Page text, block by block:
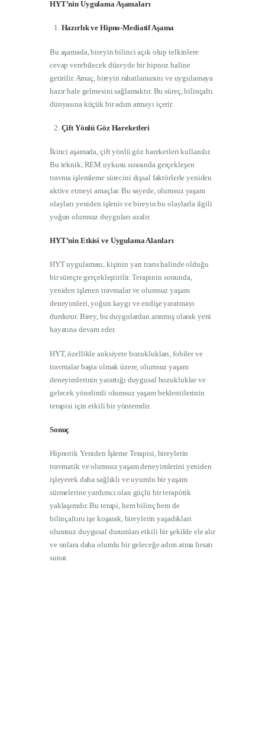
HYT’nin Uygulama Aşamaları
Hazırlık ve Hipno-Mediatif Aşama
Bu aşamada, bireyin bilinci açık olup telkinlere
cevap verebilecek düzeyde bir hipnoz haline
getirilir. Amaç, bireyin rahatlamasını ve uygulamaya
hazır hale gelmesini sağlamaktır. Bu süreç, bilinçaltı
dünyasına küçük bir adım atmayı içerir.
Çift Yönlü Göz Hareketleri
İkinci aşamada, çift yönlü göz hareketleri kullanılır.
Bu teknik, REM uykusu sırasında gerçekleşen
travma işlemleme sürecini dışsal faktörlerle yeniden
aktive etmeyi amaçlar. Bu sayede, olumsuz yaşam
olayları yeniden işlenir ve bireyin bu olaylarla ilgili
yoğun olumsuz duyguları azalır.
HYT’nin Etkisi ve Uygulama Alanları
HYT uygulaması, kişinin yarı trans halinde olduğu
bir süreçte gerçekleştirilir. Terapinin sonunda,
yeniden işlenen travmalar ve olumsuz yaşam
deneyimleri, yoğun kaygı ve endişe yaratmayı
durdurur. Birey, bu duygulardan arınmış olarak yeni
hayatına devam eder.
HYT, özellikle anksiyete bozuklukları, fobiler ve
travmalar başta olmak üzere, olumsuz yaşam
deneyimlerinin yarattığı duygusal bozukluklar ve
gelecek yönelimli olumsuz yaşam beklentilerinin
terapisi için etkili bir yöntemdir.
Sonuç
Hipnotik Yeniden İşleme Terapisi, bireylerin
travmatik ve olumsuz yaşam deneyimlerini yeniden
işleyerek daha sağlıklı ve uyumlu bir yaşam
sürmelerine yardımcı olan güçlü bir terapötik
yaklaşımdır. Bu terapi, hem bilinç hem de
bilinçaltını işe koşarak, bireylerin yaşadıkları
olumsuz duygusal durumları etkili bir şekilde ele alır
ve onlara daha olumlu bir geleceğe adım atma fırsatı
sunar.